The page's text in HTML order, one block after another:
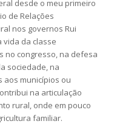
desde o meu primeiro
de Relações
nos governos Rui
vida da classe
no congresso, na defesa
sociedade, na
aos municípios ou
na articulação
rural, onde em pouco
familiar.